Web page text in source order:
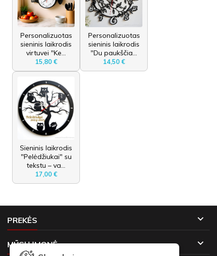
Personalizuotas
sieninis laikrodis
virtuvei "Ke...
15,80 €
Personalizuotas
sieninis laikrodis
"Du paukščia...
14,50 €
Sieninis laikrodis
"Pelėdžiukai" su
tekstu – va...
17,00 €
PREKĖS 
MŪSŲ ĮMONĖ 